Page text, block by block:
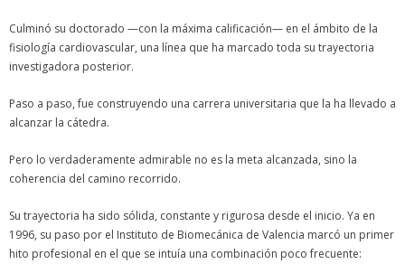
Culminó su doctorado —con la máxima calificación— en el ámbito de la
fisiología cardiovascular, una línea que ha marcado toda su trayectoria
investigadora posterior.
Paso a paso, fue construyendo una carrera universitaria que la ha llevado a
alcanzar la cátedra.
Pero lo verdaderamente admirable no es la meta alcanzada, sino la
coherencia del camino recorrido.
Su trayectoria ha sido sólida, constante y rigurosa desde el inicio. Ya en
1996, su paso por el Instituto de Biomecánica de Valencia marcó un primer
hito profesional en el que se intuía una combinación poco frecuente: